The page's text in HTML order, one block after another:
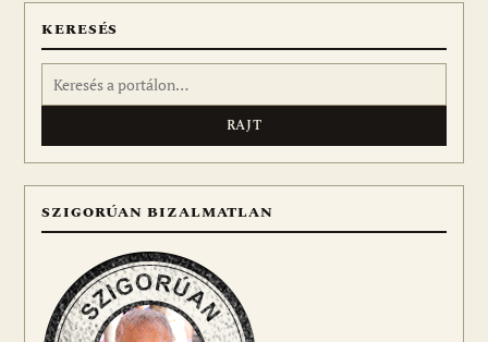
KERESÉS
Keresés:
SZIGORÚAN BIZALMATLAN